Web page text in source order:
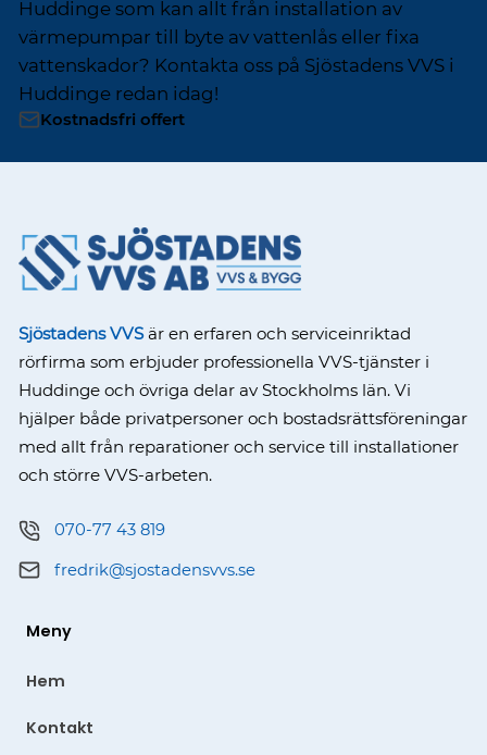
Huddinge som kan allt från installation av
värmepumpar till byte av vattenlås eller fixa
vattenskador? Kontakta oss på Sjöstadens VVS i
Huddinge redan idag!
Kostnadsfri offert
Sjöstadens VVSär en erfaren och serviceinriktad
rörfirma som erbjuder professionella VVS-tjänster i
Huddinge och övriga delar av Stockholms län. Vi
hjälper både privatpersoner och bostadsrättsföreningar
med allt från reparationer och service till installationer
och större VVS-arbeten.
070-77 43 819
fredrik@sjostadensvvs.se
Meny
Hem
Kontakt